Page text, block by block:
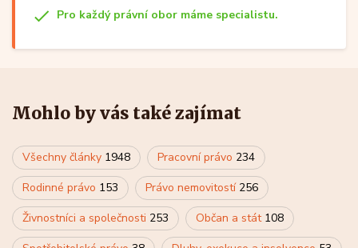
Pro každý právní obor máme specialistu.
Mohlo by vás také zajímat
Všechny články 1948 Pracovní právo 234
Rodinné právo 153 Právo nemovitostí 256
Živnostníci a společnosti 253 Občan a stát 108